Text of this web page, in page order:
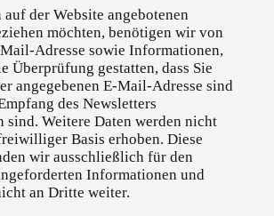
auf der Website angebotenen
möchten, benötigen wir von
Adresse sowie Informationen,
Überprüfung gestatten, dass Sie
angegebenen E-Mail-Adresse sind
des Newsletters
sind. Weitere Daten werden nicht
Basis erhoben. Diese
wir ausschließlich für den
Informationen und
an Dritte weiter.